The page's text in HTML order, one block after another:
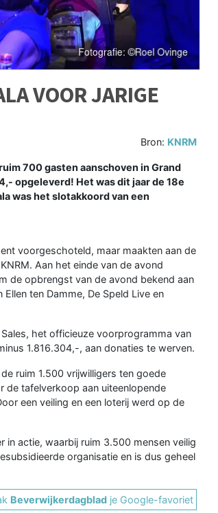
VOOR JARIGE
Bron: KNRM
700 gasten aanschoven in Grand
opgeleverd! Het was dit jaar de 18e
was het slotakkoord van een
voorgeschoteld, maar maakten aan de
Aan het einde van de avond
de opbrengst van de avond bekend aan
ten Damme, De Speld Live en
het officieuze voorprogramma van
1.816.304,-, aan donaties te werven.
ruim 1.500 vrijwilligers ten goede
de tafelverkoop aan uiteenlopende
een veiling en een loterij werd op de
in actie, waarbij ruim 3.500 mensen veilig
organisatie en is dus geheel
Beverwijkerdagblad je Google-favoriet